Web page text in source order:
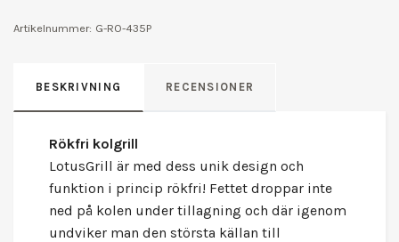
Artikelnummer: G-RO-435P
BESKRIVNING RECENSIONER
Rökfri kolgrill
LotusGrill är med dess unik design och
funktion i princip rökfri! Fettet droppar inte
ned på kolen under tillagning och där igenom
undviker man den största källan till